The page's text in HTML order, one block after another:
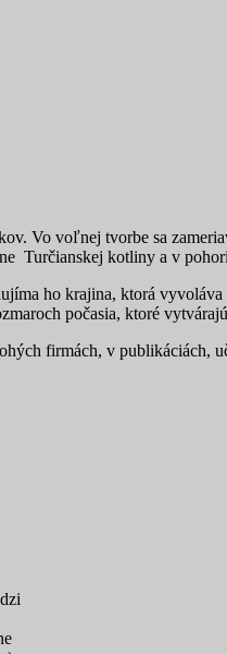
Vo voľnej tvorbe sa
Turčianskej kotliny a v
ho krajina, ktorá
počasia, ktoré
firmách, v publikáciách,